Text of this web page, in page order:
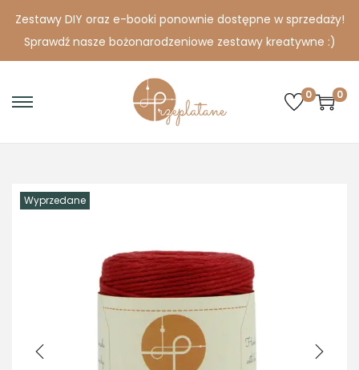
Zestawy DIY oraz e-booki ponownie dostępne w sprzedaży!
Sprawdź nasze bożonarodzeniowe zestawy kreatywne :)
S
n
a
v
i
g
a
S
c
o
n
t
e
n
0 0
Wyprzedane